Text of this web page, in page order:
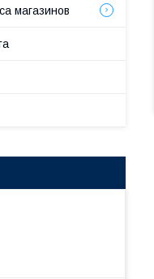
магазинов